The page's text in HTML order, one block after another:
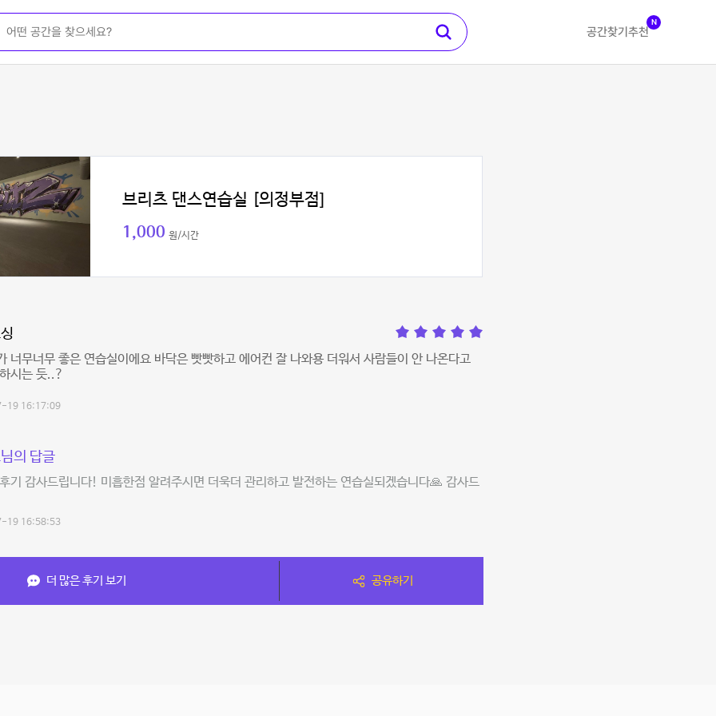
공간찾기 추천
N
브리츠 댄스연습실 [의정부점]
1,000 원/시간
너무너무 좋은 연습실이에요 바닥은 빳빳하고 에어컨 잘 나와용 더워서 사람들이 안 나온다고
시는 듯..?
19 16:17:09
의 답글
기 감사드립니다! 미흡한점 알려주시면 더욱더 관리하고 발전하는 연습실되겠습니다🙏 감사드
19 16:58:53
더 많은 후기 보기 공유하기